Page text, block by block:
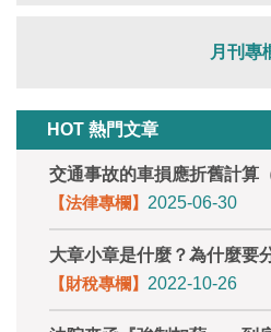
月刊專
HOT 熱門文章
交通事故的車損應折舊計算
【法律專欄】 2025-06-30
大章小章是什麼？為什麼要
【財稅專欄】 2022-10-26